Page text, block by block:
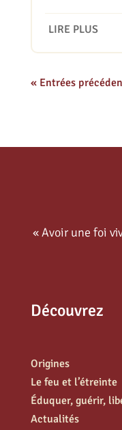
LIRE PLUS
« Entrées
« Avoir une foi
Découvrez
Origines
Le feu et l’étreinte
Éduquer, guérir,
Actualités